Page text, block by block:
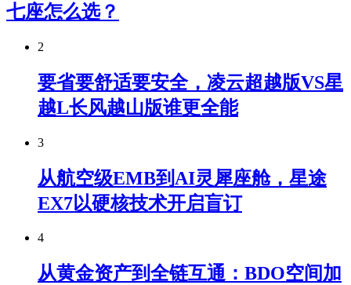
七座怎么选？
2
要省要舒适要安全，凌云超越版VS星
越L长风越山版谁更全能
3
从航空级EMB到AI灵犀座舱，星途
EX7以硬核技术开启盲订
4
从黄金资产到全链互通：BDO空间加